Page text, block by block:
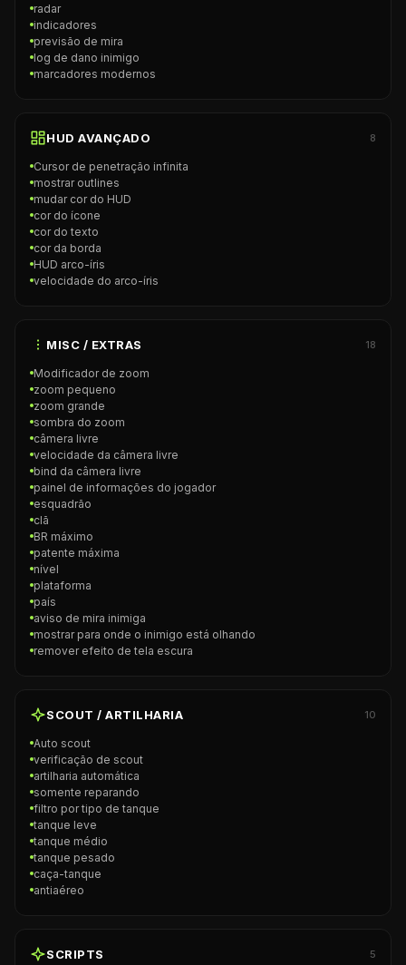
radar
indicadores
previsão de mira
log de dano inimigo
marcadores modernos
HUD AVANÇADO 8
Cursor de penetração infinita
mostrar outlines
mudar cor do HUD
cor do ícone
cor do texto
cor da borda
HUD arco-íris
velocidade do arco-íris
MISC / EXTRAS 18
Modificador de zoom
zoom pequeno
zoom grande
sombra do zoom
câmera livre
velocidade da câmera livre
bind da câmera livre
painel de informações do jogador
esquadrão
clã
BR máximo
patente máxima
nível
plataforma
país
aviso de mira inimiga
mostrar para onde o inimigo está olhando
remover efeito de tela escura
SCOUT / ARTILHARIA 10
Auto scout
verificação de scout
artilharia automática
somente reparando
filtro por tipo de tanque
tanque leve
tanque médio
tanque pesado
caça-tanque
antiaéreo
SCRIPTS 5